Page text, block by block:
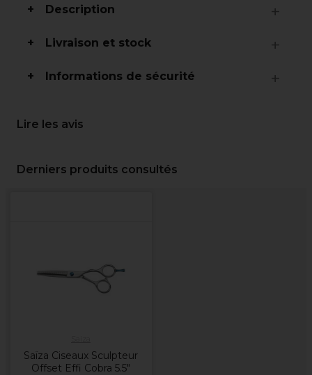
Description
Livraison et stock
Informations de sécurité
Lire les avis
Derniers produits consultés
Saïza Ciseaux Sculpteur
Offset Effi Cobra 5.5"